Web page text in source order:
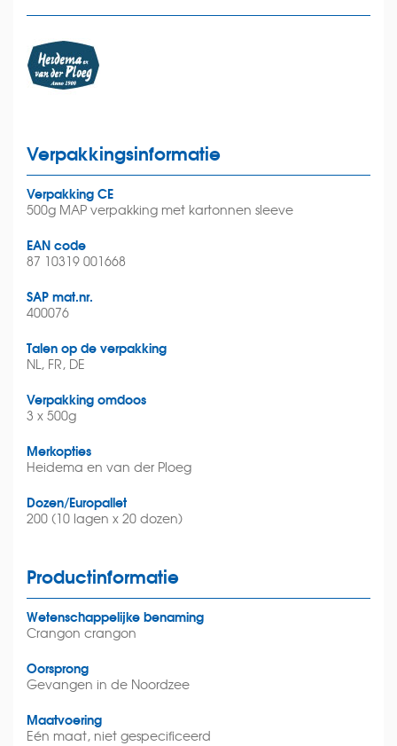
Verpakkingsinformatie
Verpakking CE
500g MAP verpakking met kartonnen sleeve
EAN code
87 10319 001668
SAP mat.nr.
400076
Talen op de verpakking
NL, FR, DE
Verpakking omdoos
3 x 500g
Merkopties
Heidema en van der Ploeg
Dozen/Europallet
200 (10 lagen x 20 dozen)
Productinformatie
Wetenschappelijke benaming
Crangon crangon
Oorsprong
Gevangen in de Noordzee
Maatvoering
Eén maat, niet gespecificeerd